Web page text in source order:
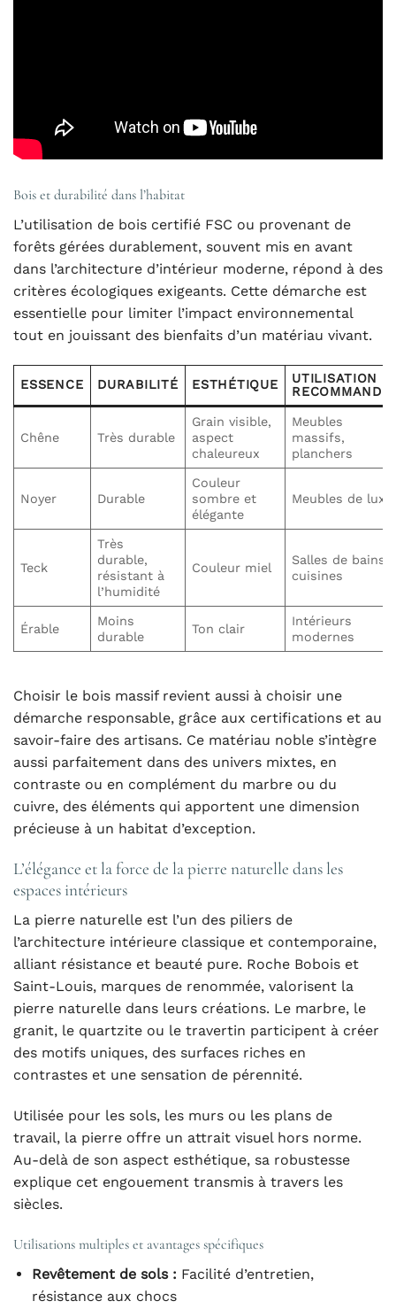
Bois et durabilité dans l’habitat
L’utilisation de bois certifié FSC ou provenant de
forêts gérées durablement, souvent mis en avant
dans l’architecture d’intérieur moderne, répond à des
critères écologiques exigeants. Cette démarche est
essentielle pour limiter l’impact environnemental
tout en jouissant des bienfaits d’un matériau vivant.
ESSENCE DURABILITÉ ESTHÉTIQUE
UTILISATION
Chêne Très durable
Grain visible,
aspect
chaleureux
Meubles
massifs,
planchers
Noyer Durable
Couleur
sombre et
élégante
Meubles de luxe
Teck
Très
durable,
résistant à
l’humidité
Couleur miel
Salles de bains,
cuisines
Érable
Moins
durable
Ton clair
Intérieurs
modernes
Choisir le bois massif revient aussi à choisir une
démarche responsable, grâce aux certifications et au
savoir-faire des artisans. Ce matériau noble s’intègre
aussi parfaitement dans des univers mixtes, en
contraste ou en complément du marbre ou du
cuivre, des éléments qui apportent une dimension
précieuse à un habitat d’exception.
L’élégance et la force de la pierre naturelle dans les
espaces intérieurs
La pierre naturelle est l’un des piliers de
l’architecture intérieure classique et contemporaine,
alliant résistance et beauté pure. Roche Bobois et
Saint-Louis, marques de renommée, valorisent la
pierre naturelle dans leurs créations. Le marbre, le
granit, le quartzite ou le travertin participent à créer
des motifs uniques, des surfaces riches en
contrastes et une sensation de pérennité.
Utilisée pour les sols, les murs ou les plans de
travail, la pierre offre un attrait visuel hors norme.
Au-delà de son aspect esthétique, sa robustesse
explique cet engouement transmis à travers les
siècles.
Utilisations multiples et avantages spécifiques
Revêtement de sols : Facilité d’entretien,
résistance aux chocs